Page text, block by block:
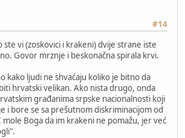
#14
ste vi (zoskovici i krakeni) dvije strane iste
Govor mrznje i beskonačna spirala krvi.
kako ljudi ne shvaćaju koliko je bitno da
hrvatski velikan. Ako nista drugo, onda
građanima srpske nacionalnosti koji
i bore se sa prešutnom diskriminacijom od
mole Boga da im krakeni ne pomažu, jer već